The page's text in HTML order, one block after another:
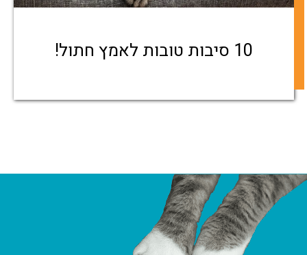
10 סיבות טובות לאמץ חתול!